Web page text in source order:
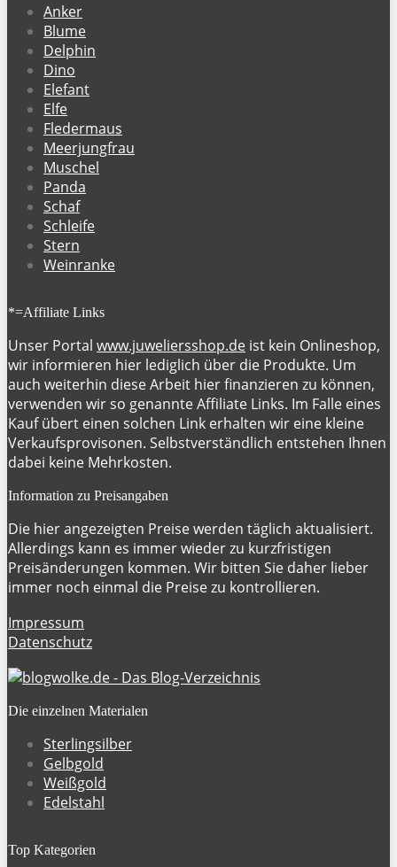
Anker
Blume
Delphin
Dino
Elefant
Elfe
Fledermaus
Meerjungfrau
Muschel
Panda
Schaf
Schleife
Stern
Weinranke
*=Affiliate Links
Unser Portal www.juweliersshop.de ist kein Onlineshop,
wir informieren hier lediglich über die Produkte. Um
auch weiterhin diese Arbeit hier finanzieren zu können,
verwenden wir so genannte Affiliate Links. Im Falle eines
Kauf übert einen solchen Link erhalten wir eine kleine
Verkaufsprovisonen. Selbstverständlich entstehen Ihnen
dabei keine Mehrkosten.
Information zu Preisangaben
Die hier angezeigten Preise werden täglich aktualisiert.
Allerdings kann es immer wieder zu kurzfristigen
Preisänderungen kommen. Wir bitten Sie daher lieber
immer noch einmal die Preise zu kontrollieren.
Impressum
Datenschutz
Die einzelnen Materialen
Sterlingsilber
Gelbgold
Weißgold
Edelstahl
Top Kategorien